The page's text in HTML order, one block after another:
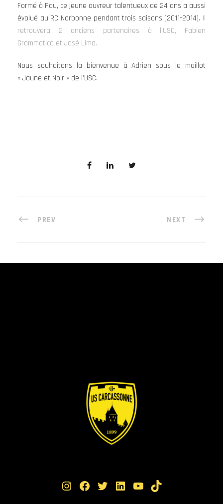
Formé à Pau, ce jeune ouvreur talentueux de 24 ans a aussi
évolué au RC Narbonne pendant trois saisons (2011-2014). Il
retrouvera 2 anciens partenaires à l’USC, Fabien
Grammatico et José Lima.
Nous souhaitons la bienvenue à Adrien sous le maillot
« Jaune et Noir » de l’USC.
PREV NEXT
Instagram Facebook Twitter LinkedIn YouTube TikTok